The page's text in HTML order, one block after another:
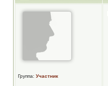
Группа: Участник